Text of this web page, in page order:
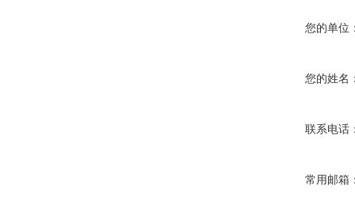
您的单位
您的姓名
联系电话
常用邮箱